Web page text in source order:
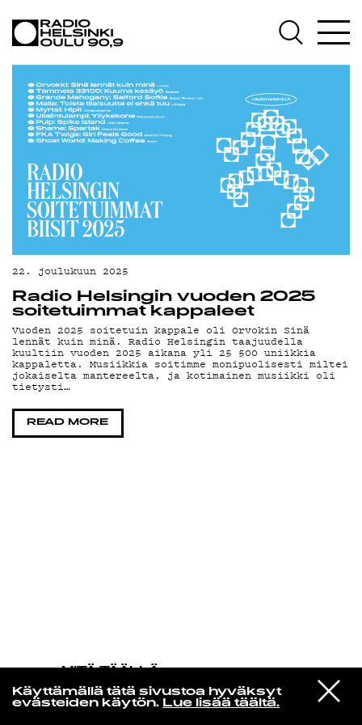
Käyttämällä tätä sivustoa hyväksyt
evästeiden käytön. Lue lisää täältä.
VIESTI
STUDIOON
MITÄ TÄÄLLÄ
Yvonne Baker
You Didn't Say A Word
AJANKOHTAISTA
OHJELMAT
TEKIJÄT
ON-DEMAND
PODCAST
MAINOSTA
YHTEYSTIEDOT
G LIVELAB
YSTÄVÄKLUBI
TIETOSUOJA
22. joulukuun 2025
Radio Helsingin vuoden 2025
soitetuimmat kappaleet
Vuoden 2025 soitetuin kappale oli Orvokin Sinä
lennät kuin minä. Radio Helsingin taajuudella
kuultiin vuoden 2025 aikana yli 25 500 uniikkia
kappaletta. Musiikkia soitimme monipuolisesti miltei
jokaiselta mantereelta, ja kotimainen musiikki oli
tietysti…
READ MORE